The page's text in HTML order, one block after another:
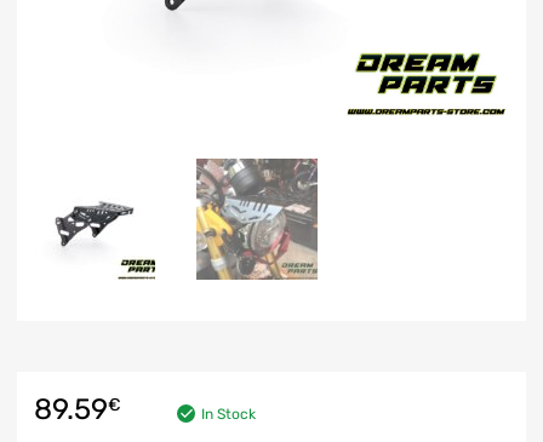
89.59€ In Stock